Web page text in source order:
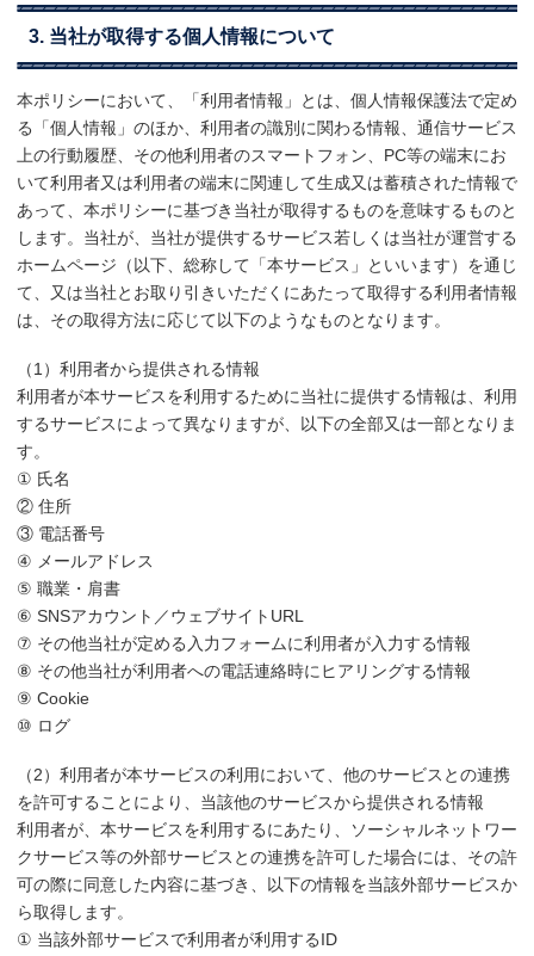
3. 当社が取得する個人情報について
本ポリシーにおいて、「利用者情報」とは、個人情報保護法で定め
る「個人情報」のほか、利用者の識別に関わる情報、通信サービス
上の行動履歴、その他利用者のスマートフォン、PC等の端末にお
いて利用者又は利用者の端末に関連して生成又は蓄積された情報で
あって、本ポリシーに基づき当社が取得するものを意味するものと
します。当社が、当社が提供するサービス若しくは当社が運営する
ホームページ（以下、総称して「本サービス」といいます）を通じ
て、又は当社とお取り引きいただくにあたって取得する利用者情報
は、その取得方法に応じて以下のようなものとなります。
（1）利用者から提供される情報
利用者が本サービスを利用するために当社に提供する情報は、利用
するサービスによって異なりますが、以下の全部又は一部となりま
す。
① 氏名
② 住所
③ 電話番号
④ メールアドレス
⑤ 職業・肩書
⑥ SNSアカウント／ウェブサイトURL
⑦ その他当社が定める入力フォームに利用者が入力する情報
⑧ その他当社が利用者への電話連絡時にヒアリングする情報
⑨ Cookie
⑩ ログ
（2）利用者が本サービスの利用において、他のサービスとの連携
を許可することにより、当該他のサービスから提供される情報
利用者が、本サービスを利用するにあたり、ソーシャルネットワー
クサービス等の外部サービスとの連携を許可した場合には、その許
可の際に同意した内容に基づき、以下の情報を当該外部サービスか
ら取得します。
① 当該外部サービスで利用者が利用するID